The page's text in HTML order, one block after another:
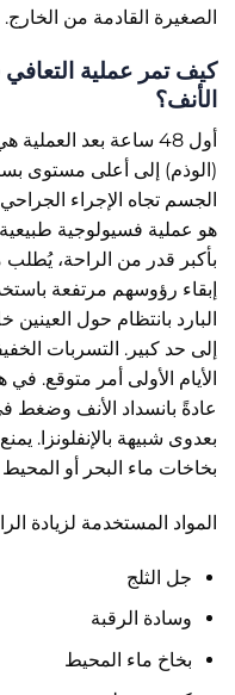
الصغيرة القادمة من الخارج.
كيف تمر عملية التعافي
الأنف؟
أول 48 ساعة بعد
(الوذم) إلى أعلى مستوى
الجسم تجاه الإجراء
هو عملية فسيولوجية
بأكبر قدر من الراحة،
إبقاء رؤوسهم مرتفعة
البارد بانتظام حول
إلى حد كبير. التسربات
الأيام الأولى أمر متوقع.
عادةً بانسداد الأنف وضغط
بعدوى شبيهة بالإنفلونزا.
بخاخات ماء البحر أو
المواد المستخدمة لزيادة
جل الثلج
وسادة الرقبة
بخاخ ماء المحيط